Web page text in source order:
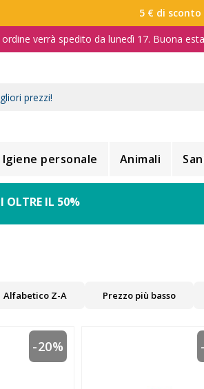
5 € di
verrà spedito da lunedì 17. Buona
Igiene personale Animali
OLTRE IL 50%
Alfabetico Z-A Prezzo più basso
-20%